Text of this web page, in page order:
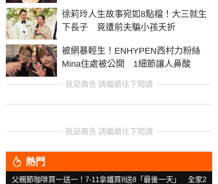
徐莉玲人生故事宛如8點檔！大三就生
下長子 竟遭前夫騙小孩夭折
被網暴輕生！ENHYPEN西村力粉絲
Mina住處被公開 1細節讓人鼻酸
我是廣告 請繼續往下閱讀
我是廣告 請繼續往下閱讀
熱門
父親節咖啡買一送一！7-11拿鐵買8送8「最後一天」 全家2